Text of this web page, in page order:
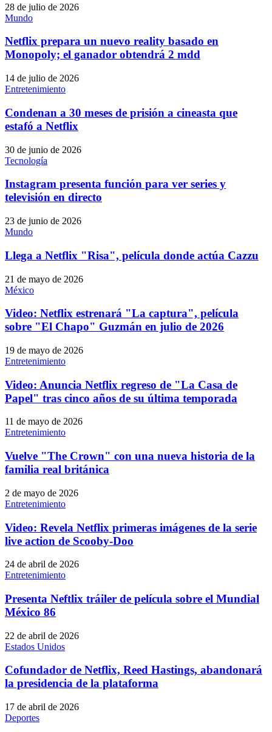
28 de julio de 2026
Mundo
Netflix prepara un nuevo reality basado en
Monopoly; el ganador obtendrá 2 mdd
14 de julio de 2026
Entretenimiento
Condenan a 30 meses de prisión a cineasta que
estafó a Netflix
30 de junio de 2026
Tecnología
Instagram presenta función para ver series y
televisión en directo
23 de junio de 2026
Mundo
Llega a Netflix "Risa", película donde actúa Cazzu
21 de mayo de 2026
México
Video: Netflix estrenará "La captura", película
sobre "El Chapo" Guzmán en julio de 2026
19 de mayo de 2026
Entretenimiento
Video: Anuncia Netflix regreso de "La Casa de
Papel" tras cinco años de su última temporada
11 de mayo de 2026
Entretenimiento
Vuelve "The Crown" con una nueva historia de la
familia real británica
2 de mayo de 2026
Entretenimiento
Video: Revela Netflix primeras imágenes de la serie
live action de Scooby-Doo
24 de abril de 2026
Entretenimiento
Presenta Neftlix tráiler de película sobre el Mundial
México 86
22 de abril de 2026
Estados Unidos
Cofundador de Netflix, Reed Hastings, abandonará
la presidencia de la plataforma
17 de abril de 2026
Deportes